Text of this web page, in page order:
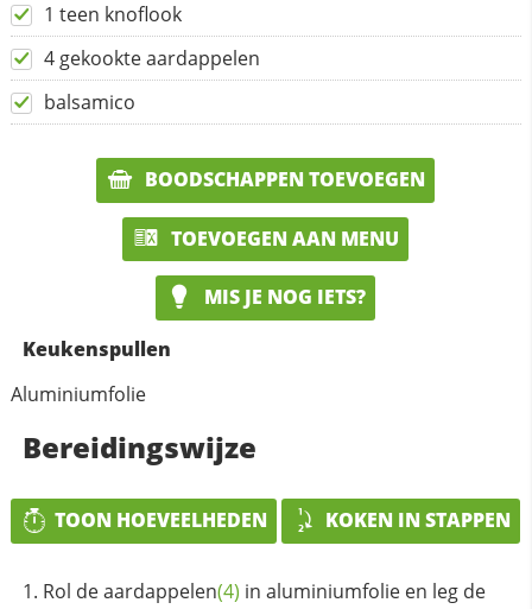
1 teen knoflook
4 gekookte aardappelen
balsamico
BOODSCHAPPEN TOEVOEGEN
TOEVOEGEN AAN MENU
MIS JE NOG IETS?
Keukenspullen
Aluminiumfolie
Bereidingswijze
TOON HOEVEELHEDEN KOKEN IN STAPPEN
Rol deaardappelen(4) in aluminiumfolie en leg de